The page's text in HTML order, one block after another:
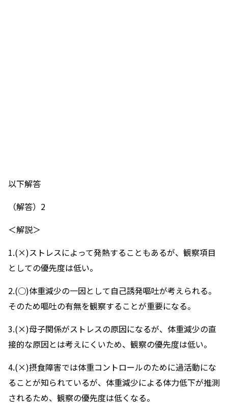
―――以下解答―――
（解答）2
＜解説＞
1.(×)ストレスによって発熱することもあるが、観察項目
としての優先度は低い。
2.(○)体重減少の一因として自己誘発嘔吐が考えられる。
そのため嘔吐の有無を観察することが重要になる。
3.(×)母子関係がストレスの原因になるが、体重減少の直
接的な原因とは考えにくいため、観察の優先度は低い。
4.(×)摂食障害では体重コントロールのために過活動にな
ることが知られているが、体重減少による体力低下が推測
されるため、観察の優先度は低くなる。